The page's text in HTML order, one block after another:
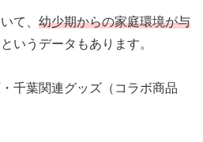
て、 幼少期からの家庭環境が与
いうデータもあります。
千葉関連グッズ（コラボ商品